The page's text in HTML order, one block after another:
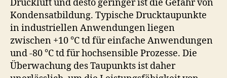
Druckluft und desto geringer ist die Gefahr von
Kondensatbildung. Typische Drucktaupunkte
in industriellen Anwendungen liegen
zwischen +10 °C td für einfache Anwendungen
und -80 °C td für hochsensible Prozesse. Die
Überwachung des Taupunkts ist daher